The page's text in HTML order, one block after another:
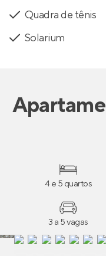
Quadra de tênis
Solarium
4 e 5 quartos
3 a 5 vagas